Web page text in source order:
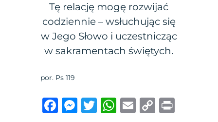
Tę relację mogę rozwijać
codziennie – wsłuchując się
w Jego Słowo i uczestnicząc
w sakramentach świętych.
por. Ps 119
F
M T
W E
C